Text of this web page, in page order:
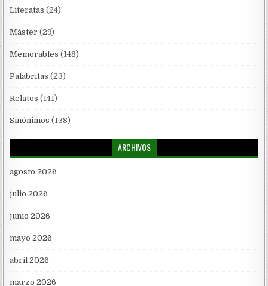
Literatas (24)
Máster (29)
Memorables (148)
Palabritas (23)
Relatos (141)
Sinónimos (138)
ARCHIVOS
agosto 2026
julio 2026
junio 2026
mayo 2026
abril 2026
marzo 2026